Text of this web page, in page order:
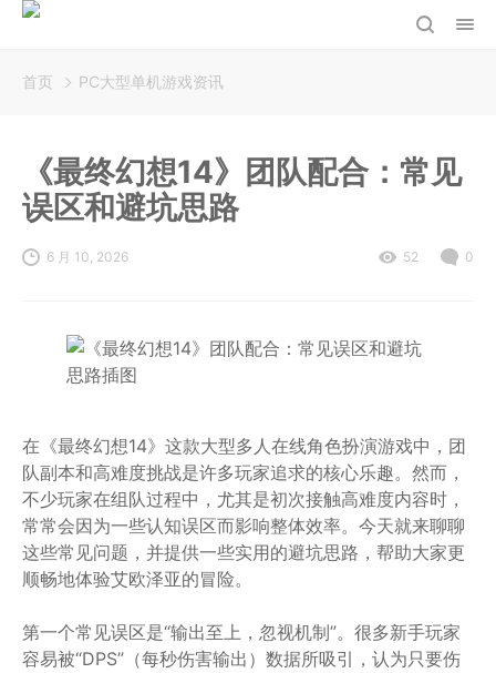
首页 PC大型单机游戏资讯
《最终幻想14》团队配合：常见
误区和避坑思路
6 月 10, 2026 52 0
在《最终幻想14》这款大型多人在线角色扮演游戏中，团
队副本和高难度挑战是许多玩家追求的核心乐趣。然而，
不少玩家在组队过程中，尤其是初次接触高难度内容时，
常常会因为一些认知误区而影响整体效率。今天就来聊聊
这些常见问题，并提供一些实用的避坑思路，帮助大家更
顺畅地体验艾欧泽亚的冒险。
第一个常见误区是“输出至上，忽视机制”。很多新手玩家
容易被“DPS”（每秒伤害输出）数据所吸引，认为只要伤